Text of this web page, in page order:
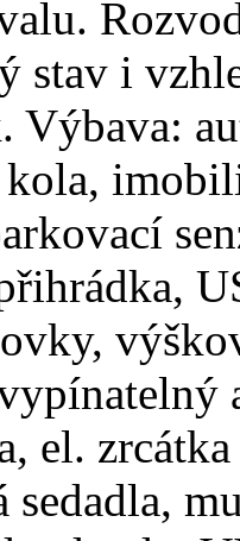
stav i
Výbava:
el.
sedadla,